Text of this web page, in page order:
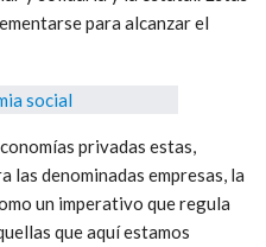
para alcanzar el
privadas estas,
las denominadas empresas, la
un imperativo que regula
que aquí estamos